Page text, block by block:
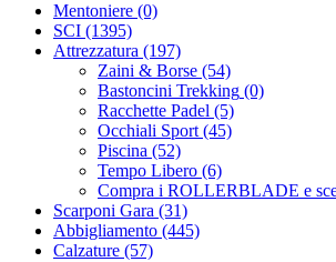
Mentoniere (0)
SCI (1395)
Attrezzatura (197)
Zaini & Borse (54)
Bastoncini Trekking (0)
Racchette Padel (5)
Occhiali Sport (45)
Piscina (52)
Tempo Libero (6)
Compra i ROLLERBLADE e
Scarponi Gara (31)
Abbigliamento (445)
Calzature (57)